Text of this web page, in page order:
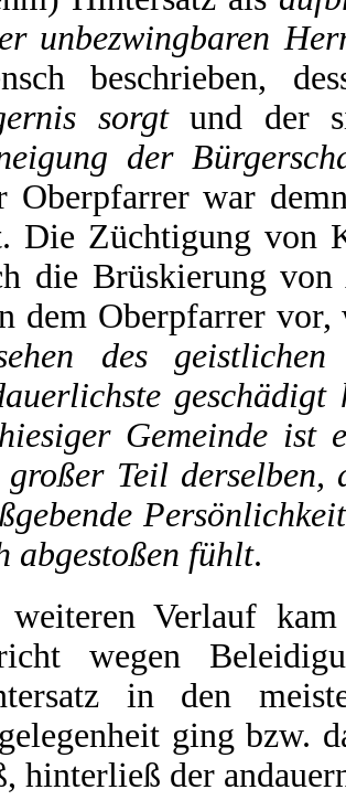
unbezwingbaren
beschrieben,
sorgtund der
der
Oberpfarrer war
Die Züchtigung von
die Brüskierung
dem Oberpfarrer
des
Gemeinde ist
großer Teil derselben,
abgestoßen fühlt.
Verlauf
wegen
in den
ging bzw.
hinterließ der